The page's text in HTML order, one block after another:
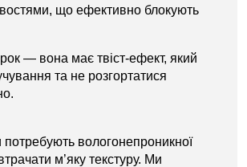
що ефективно блокують
— вона має твіст-ефект, який
та не розгортатися
потребують вологонепроникної
м’яку текстуру. Ми